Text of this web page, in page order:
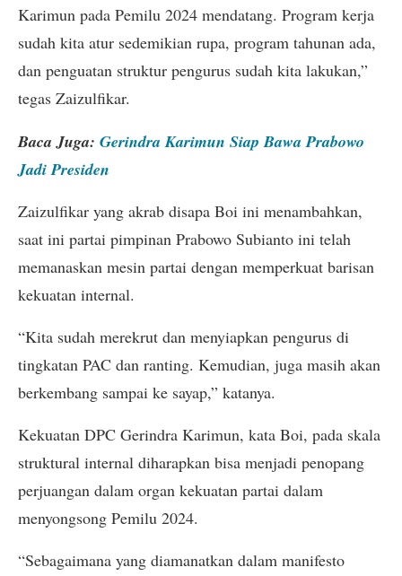
Karimun pada Pemilu 2024 mendatang. Program kerja
sudah kita atur sedemikian rupa, program tahunan ada,
dan penguatan struktur pengurus sudah kita lakukan,”
tegas Zaizulfikar.
Baca Juga: Gerindra Karimun Siap Bawa Prabowo
Jadi Presiden
Zaizulfikar yang akrab disapa Boi ini menambahkan,
saat ini partai pimpinan Prabowo Subianto ini telah
memanaskan mesin partai dengan memperkuat barisan
kekuatan internal.
“Kita sudah merekrut dan menyiapkan pengurus di
tingkatan PAC dan ranting. Kemudian, juga masih akan
berkembang sampai ke sayap,” katanya.
Kekuatan DPC Gerindra Karimun, kata Boi, pada skala
struktural internal diharapkan bisa menjadi penopang
perjuangan dalam organ kekuatan partai dalam
menyongsong Pemilu 2024.
“Sebagaimana yang diamanatkan dalam manifesto